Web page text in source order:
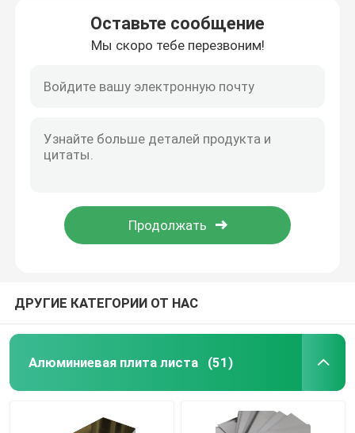
Оставьте сообщение
Мы скоро тебе перезвоним!
ДРУГИЕ КАТЕГОРИИ ОТ НАС
Алюминиевая плита листа (51)